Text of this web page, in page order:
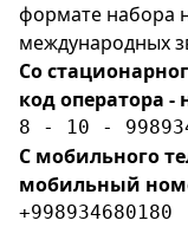
формате набора
международных
Со
код оператора -
8 - 10 -
С мобильного
мобильный
+998934680180